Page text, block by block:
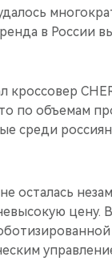
в России
по объемам
среди
осталась
цену.